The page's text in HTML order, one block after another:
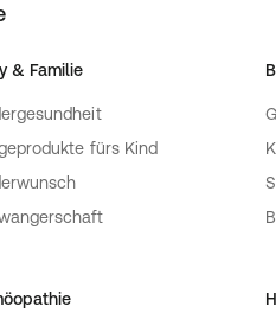
& Familie
fürs Kind